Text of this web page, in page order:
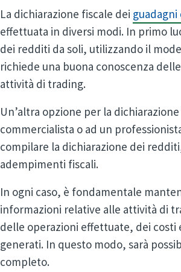
La dichiarazione fiscale dei
effettuata in diversi modi. In primo
dei redditi da soli, utilizzando il
richiede una buona conoscenza
attività di trading.
Un’altra opzione per la
commercialista o ad un
compilare la dichiarazione dei
adempimenti fiscali.
In ogni caso, è fondamentale
informazioni relative alle attività di
delle operazioni effettuate, dei costi
generati. In questo modo, sarà
completo.